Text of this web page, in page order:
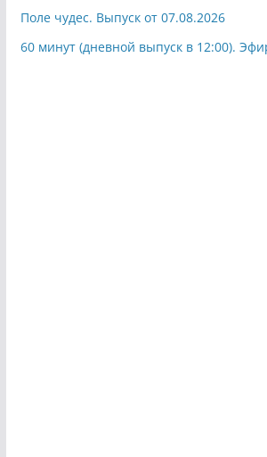
Поле чудес. Выпуск от 07.08.2026
60 минут (дневной выпуск в 12:00).